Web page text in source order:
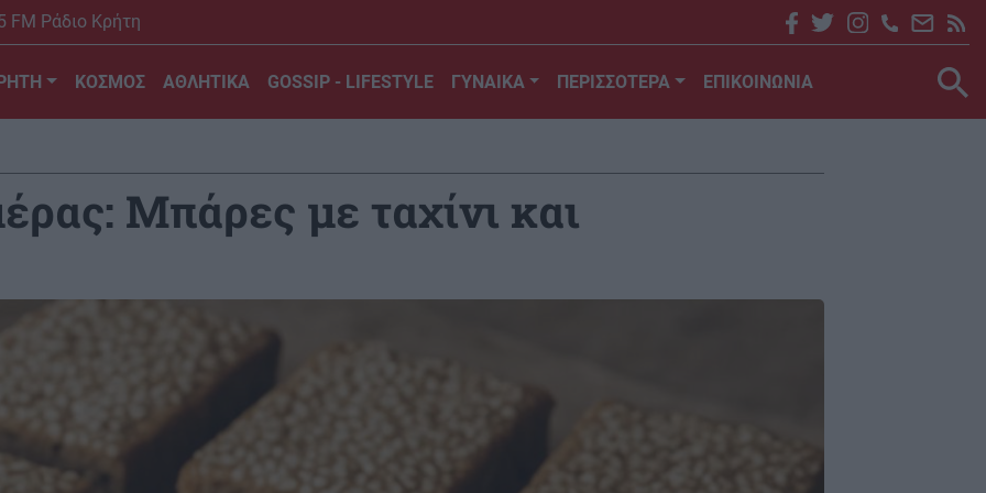
FM Ράδιο Κρήτη
ΚΟΣΜΟΣ ΑΘΛΗΤΙΚΑ GOSSIP - LIFESTYLE ΓΥΝΑΙΚΑ ΠΕΡΙΣΣΟΤΕΡΑ ΕΠΙΚΟΙΝΩΝΙΑ
Μπάρες με ταχίνι και